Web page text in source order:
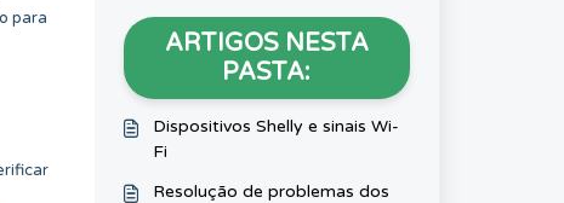
para
ARTIGOS NESTA
PASTA:
Dispositivos Shelly e sinais Wi-
Fi
Resolução de problemas dos